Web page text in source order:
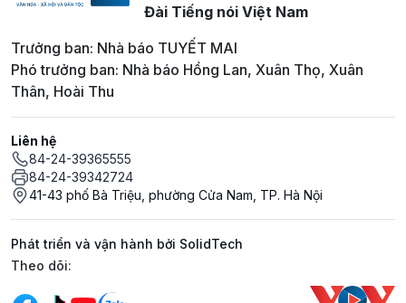
Đài Tiếng nói Việt Nam
Trưởng ban: Nhà báo TUYẾT MAI
Phó trưởng ban: Nhà báo Hồng Lan, Xuân Thọ, Xuân
Thân, Hoài Thu
Liên hệ
84-24-39365555
84-24-39342724
41-43 phố Bà Triệu, phường Cửa Nam, TP. Hà Nội
Phát triển và vận hành bởi SolidTech
Mạng xã hội
Theo dõi: